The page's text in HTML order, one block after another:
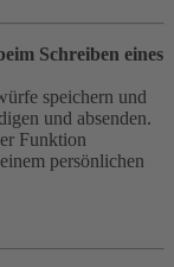
Schreiben eines
speichern und
und absenden.
Funktion
persönlichen